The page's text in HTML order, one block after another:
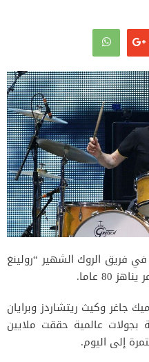
فريق الروك الشهير “رولينغ
عاما.
وكيث ريتشاردز وبرايان
بجولات عالمية حققت ملايين
إلى اليوم.